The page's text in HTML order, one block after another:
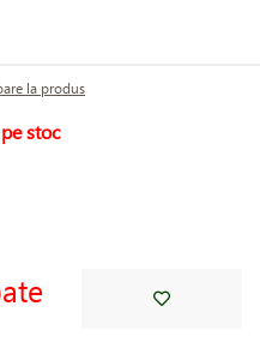
la produs
stoc